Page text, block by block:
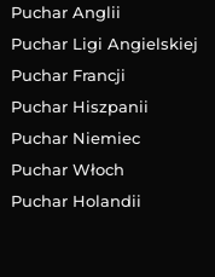
Puchar Anglii
Puchar Ligi Angielskiej
Puchar Francji
Puchar Hiszpanii
Puchar Niemiec
Puchar Włoch
Puchar Holandii